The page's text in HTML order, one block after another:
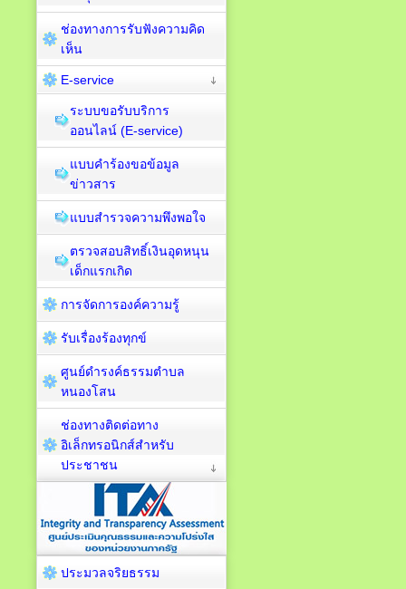
ช่องทางการรับฟังความคิด
เห็น
E-service
ระบบขอรับบริการ
ออนไลน์ (E-service)
แบบคำร้องขอข้อมูล
ข่าวสาร
แบบสำรวจความพึงพอใจ
ตรวจสอบสิทธิ์เงินอุดหนุน
เด็กแรกเกิด
การจัดการองค์ความรู้
รับเรื่องร้องทุกข์
ศูนย์ดำรงค์ธรรมตำบล
หนองโสน
ช่องทางติดต่อทาง
อิเล็กทรอนิกส์สำหรับ
ประชาชน
ประมวลจริยธรรม